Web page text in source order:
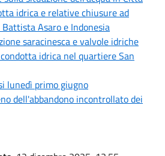
idrica e relative chiusure ad
Asaro e Indonesia
saracinesca e valvole idriche
idrica nel quartiere San
lunedì primo giugno
dell'abbandono incontrollato dei